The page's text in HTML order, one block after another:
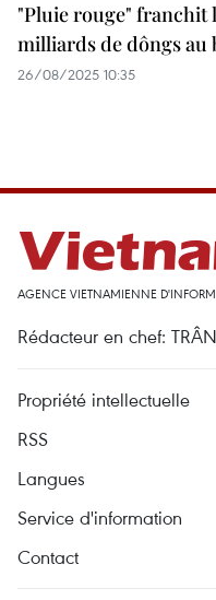
"Pluie rouge" franchit
milliards de dôngs au
26/08/2025 10:35
AGENCE VIETNAMIENNE
Rédacteur en chef:
Propriété intellectuelle
RSS
Langues
Service d'information
Contact